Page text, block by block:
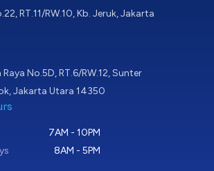
RT.11/RW.10, Kb. Jeruk, Jakarta
No.5D, RT.6/RW.12, Sunter
Jakarta Utara 14350
7AM - 10PM
8AM - 5PM